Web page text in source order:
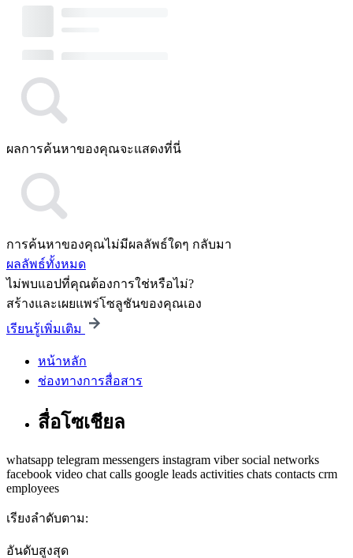
ผลการค้นหาของคุณจะแสดงที่นี่
การค้นหาของคุณไม่มีผลลัพธ์ใดๆ กลับมา
ผลลัพธ์ทั้งหมด
ไม่พบแอปที่คุณต้องการใช่หรือไม่?
สร้างและเผยแพร่โซลูชันของคุณเอง
เรียนรู้เพิ่มเติม
หน้าหลัก
ช่องทางการสื่อสาร
สื่อโซเชียล
whatsapp telegram messengers instagram viber social networks
facebook video chat calls google leads activities chats contacts crm
employees
เรียงลำดับตาม:
อันดับสูงสุด